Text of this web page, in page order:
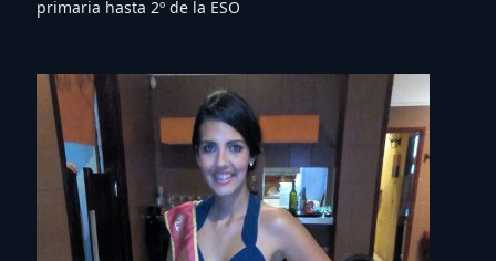
primaria hasta 2º de la ESO